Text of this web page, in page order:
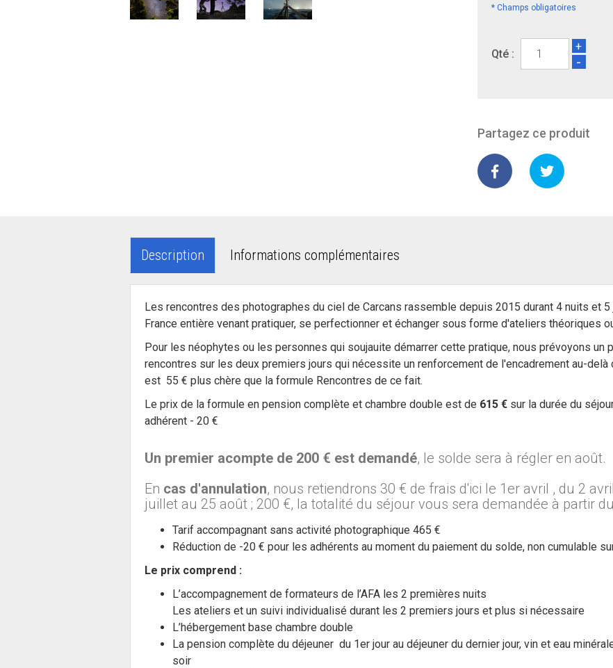
* Champs obligatoires
Qté :
+
-
Partagez ce produit
Description Informations complémentaires
Les rencontres des photographes du ciel de Carcans rassemble depuis 2015 durant 4 nuits et
France entière venant pratiquer, se perfectionner et échanger sous forme d'ateliers théoriques
Pour les néophytes ou les personnes qui soujauite démarrer cette pratique, nous prévoyons un
rencontres sur les deux premiers jours qui nécessite un renforcement de l'encadrement au-
est 55 € plus chère que la formule Rencontres de ce fait.
Le prix de la formule en pension complète et chambre double est de 615 € sur la durée du
adhérent - 20 €
Un premier acompte de 200 € est demandé, le solde sera à régler en août.
En cas d'annulation, nous retiendrons 30 € de frais d'ici le 1er avril , du 2
juillet au 25 août ; 200 €, la totalité du séjour vous sera demandée à partir
Tarif accompagnant sans activité photographique 465 €
Réduction de -20 € pour les adhérents au moment du paiement du solde, non cumulable
Le prix comprend :
L’accompagnement de formateurs de l’AFA les 2 premières nuits
Les ateliers et un suivi individualisé durant les 2 premiers jours et plus si nécessaire
L’hébergement base chambre double
La pension complète du déjeuner du 1er jour au déjeuner du dernier jour, vin et eau
soir